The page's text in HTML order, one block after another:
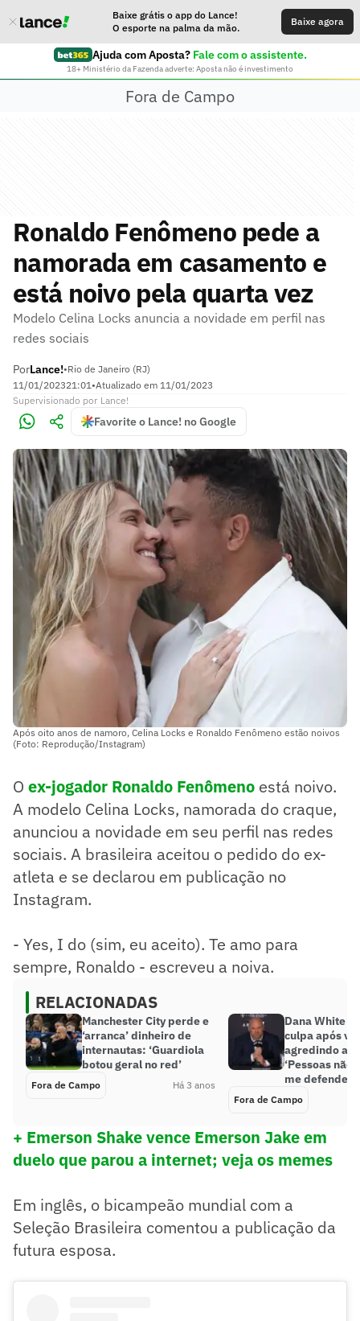
Baixe grátis o app do Lance!
O esporte na palma da mão.
Baixe agora
Ajuda com Aposta? Fale com o assistente.
18+ Ministério da Fazenda adverte: Aposta não é investimento
Fora de Campo
Ronaldo Fenômeno pede a
namorada em casamento e
está noivo pela quarta vez
Modelo Celina Locks anuncia a novidade em perfil nas
redes sociais
PorLance!•Rio de Janeiro (RJ)
11/01/202321:01•Atualizado em 11/01/2023
Supervisionado por Lance!
Favorite o Lance! no Google
Após oito anos de namoro, Celina Locks e Ronaldo Fenômeno estão noivos
(Foto: Reprodução/Instagram)
O ex-jogador Ronaldo Fenômeno está noivo.
A modelo Celina Locks, namorada do craque,
anunciou a novidade em seu perfil nas redes
sociais. A brasileira aceitou o pedido do ex-
atleta e se declarou em publicação no
Instagram.
- Yes, I do (sim, eu aceito). Te amo para
sempre, Ronaldo - escreveu a noiva.
RELACIONADAS
Manchester City perde e
‘arranca’ dinheiro de
internautas: ‘Guardiola
botou geral no red’
Fora de Campo Há 3 anos
Dana White
culpa após
agredindo a
‘Pessoas
me defender’
Fora de Campo
+ Emerson Shake vence Emerson Jake em
duelo que parou a internet; veja os memes
Em inglês, o bicampeão mundial com a
Seleção Brasileira comentou a publicação da
futura esposa.